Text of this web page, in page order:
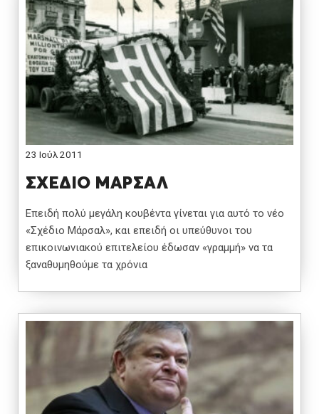
23 Ιούλ 2011
ΣΧΕΔΙΟ ΜΑΡΣΑΛ
Επειδή πολύ μεγάλη κουβέντα γίνεται για αυτό το νέο
«Σχέδιο Μάρσαλ», και επειδή οι υπεύθυνοι του
επικοινωνιακού επιτελείου έδωσαν «γραμμή» να τα
ξαναθυμηθούμε τα χρόνια